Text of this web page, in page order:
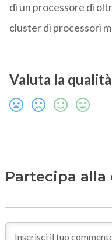
di un processore di
cluster di processori
Valuta la
Partecipa